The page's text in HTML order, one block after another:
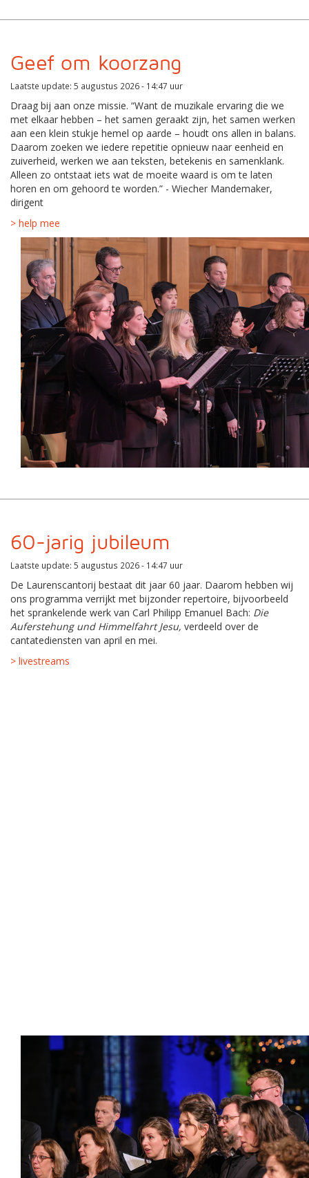
Geef om koorzang
Laatste update: 5 augustus 2026 - 14:47 uur
Draag bij aan onze missie. “Want de muzikale ervaring die we
met elkaar hebben – het samen geraakt zijn, het samen werken
aan een klein stukje hemel op aarde – houdt ons allen in balans.
Daarom zoeken we iedere repetitie opnieuw naar eenheid en
zuiverheid, werken we aan teksten, betekenis en samenklank.
Alleen zo ontstaat iets wat de moeite waard is om te laten
horen en om gehoord te worden.” - Wiecher Mandemaker,
dirigent
> help mee
60-jarig jubileum
Laatste update: 5 augustus 2026 - 14:47 uur
De Laurenscantorij bestaat dit jaar 60 jaar. Daarom hebben wij
ons programma verrijkt met bijzonder repertoire, bijvoorbeeld
het sprankelende werk van Carl Philipp Emanuel Bach: Die
Auferstehung und Himmelfahrt Jesu, verdeeld over de
cantatediensten van april en mei.
> livestreams